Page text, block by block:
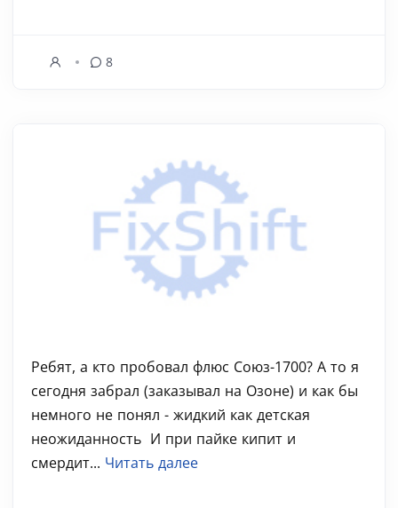
8
Ребят, а кто пробовал флюс Союз-1700? А то я
сегодня забрал (заказывал на Озоне) и как бы
немного не понял - жидкий как детская
неожиданность ‍ И при пайке кипит и
смердит... Читать далее